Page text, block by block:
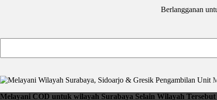
Berlangganan
Pengambilan Unit
Melayani COD untuk wilayah Surabaya Selain Wilayah